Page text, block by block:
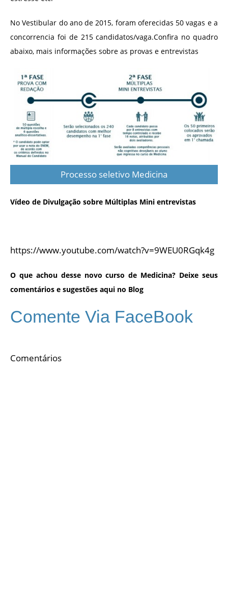
No Vestibular do ano de 2015, foram oferecidas 50 vagas e a
concorrencia foi de 215 candidatos/vaga.Confira no quadro
abaixo, mais informações sobre as provas e entrevistas
Processo seletivo Medicina
Vídeo de Divulgação sobre Múltiplas Mini entrevistas
https://www.youtube.com/watch?v=9WEU0RGqk4g
O que achou desse novo curso de Medicina? Deixe seus
comentários e sugestões aqui no Blog
Comente Via FaceBook
Comentários